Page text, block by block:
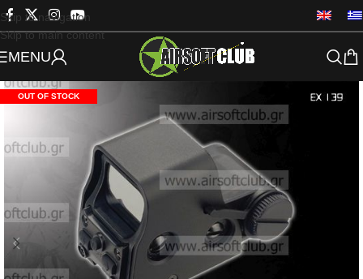
Skip to navigation
Skip to main content
MENU
OUT OF STOCK